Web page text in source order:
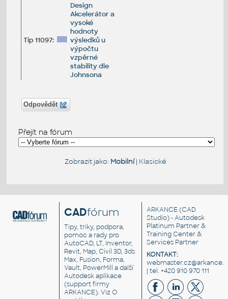
Tip 11097:
Design
Akcelerátor a
vysoké
hodnoty
výsledků u
výpočtu
vzpěrné
stability dle
Johnsona
Odpovědět
Přejít na fórum
Zobrazit jako: Mobilní| Klasické
CADfórum
Tipy, triky, podpora,
pomoc a rady pro
AutoCAD, LT, Inventor,
Revit, Map, Civil 3D, 3ds
Max, Fusion, Forma,
Vault, PowerMill a další
Autodesk aplikace
(support firmy
ARKANCE). VizO
ARKANCE (CAD
Studio) - Autodesk
Platinum Partner &
Training Center &
Services Partner
KONTAKT:
| tel. +420 910 970 111